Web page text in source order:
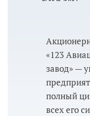
«123
завод» —
полный
всех его